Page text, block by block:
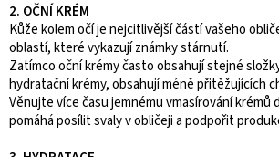
2. OČNÍ KRÉM
Kůže kolem očí je nejcitlivější částí vašeho
oblastí, které vykazují známky stárnutí.
Zatímco oční krémy často obsahují stejné
hydratační krémy, obsahují méně přitěžujících
Věnujte více času jemnému vmasírování krémů
pomáhá posílit svaly v obličeji a podpořit